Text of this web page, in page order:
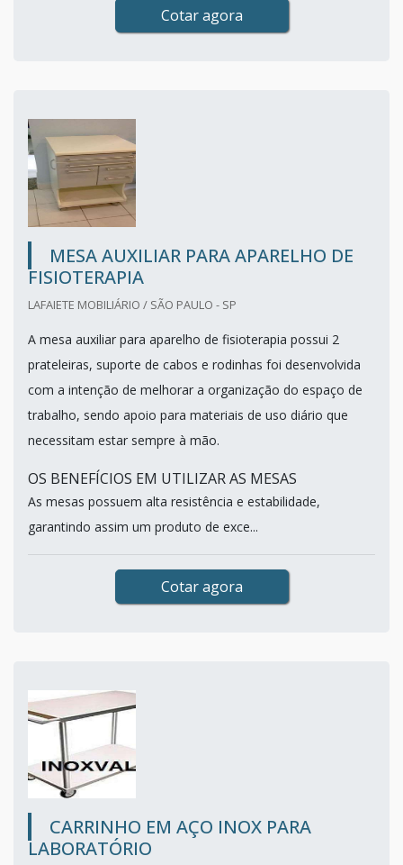
Cotar agora
MESA AUXILIAR PARA APARELHO DE
FISIOTERAPIA
LAFAIETE MOBILIÁRIO / SÃO PAULO - SP
A mesa auxiliar para aparelho de fisioterapia possui 2
prateleiras, suporte de cabos e rodinhas foi desenvolvida
com a intenção de melhorar a organização do espaço de
trabalho, sendo apoio para materiais de uso diário que
necessitam estar sempre à mão.
OS BENEFÍCIOS EM UTILIZAR AS MESAS
As mesas possuem alta resistência e estabilidade,
garantindo assim um produto de exce...
Cotar agora
CARRINHO EM AÇO INOX PARA
LABORATÓRIO